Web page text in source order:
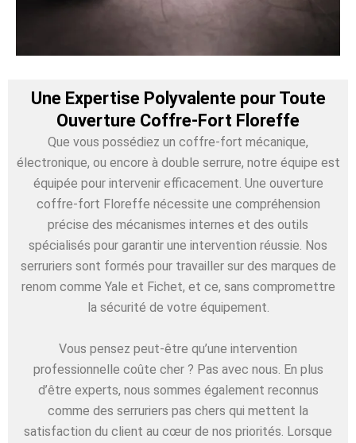
Une Expertise Polyvalente pour Toute
Ouverture Coffre-Fort Floreffe
Que vous possédiez un coffre-fort mécanique,
électronique, ou encore à double serrure, notre équipe est
équipée pour intervenir efficacement. Une ouverture
coffre-fort Floreffe nécessite une compréhension
précise des mécanismes internes et des outils
spécialisés pour garantir une intervention réussie. Nos
serruriers sont formés pour travailler sur des marques de
renom comme Yale et Fichet, et ce, sans compromettre
la sécurité de votre équipement.
Vous pensez peut-être qu’une intervention
professionnelle coûte cher ? Pas avec nous. En plus
d’être experts, nous sommes également reconnus
comme des serruriers pas chers qui mettent la
satisfaction du client au cœur de nos priorités. Lorsque